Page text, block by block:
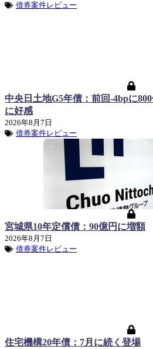
債券案件レビュー
中央日土地G5年債：前回-4bpに
に好感
2026年8月7日
債券案件レビュー
宮城県10年定償債：90億円に増額
2026年8月7日
債券案件レビュー
住宅機構20年債：7月に続く登場